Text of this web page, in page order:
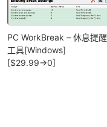
PC WorkBreak – 休息提醒
工具[Windows]
[$29.99→0]